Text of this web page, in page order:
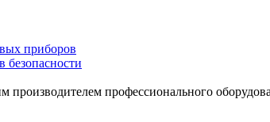
приборов
безопасности
профессионального